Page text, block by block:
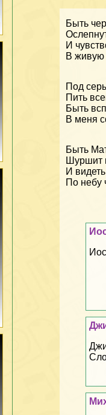
Быть
И
В живую
Под
Пить
Быть
В меня
Быть
Шуршит
И
По небу